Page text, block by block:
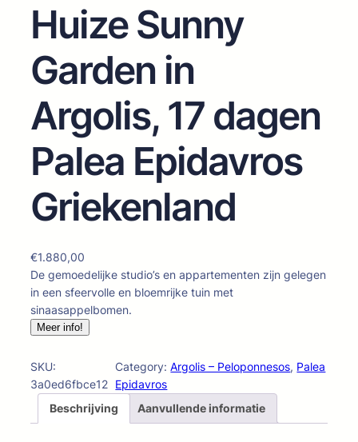
Huize Sunny
Garden in
Argolis, 17 dagen
Palea Epidavros
Griekenland
€1.880,00
De gemoedelijke studio’s en appartementen zijn gelegen
in een sfeervolle en bloemrijke tuin met
sinaasappelbomen.
Meer info!
SKU:
3a0ed6fbce12
Category:Argolis – Peloponnesos, Palea
Epidavros
Beschrijving
Aanvullende informatie